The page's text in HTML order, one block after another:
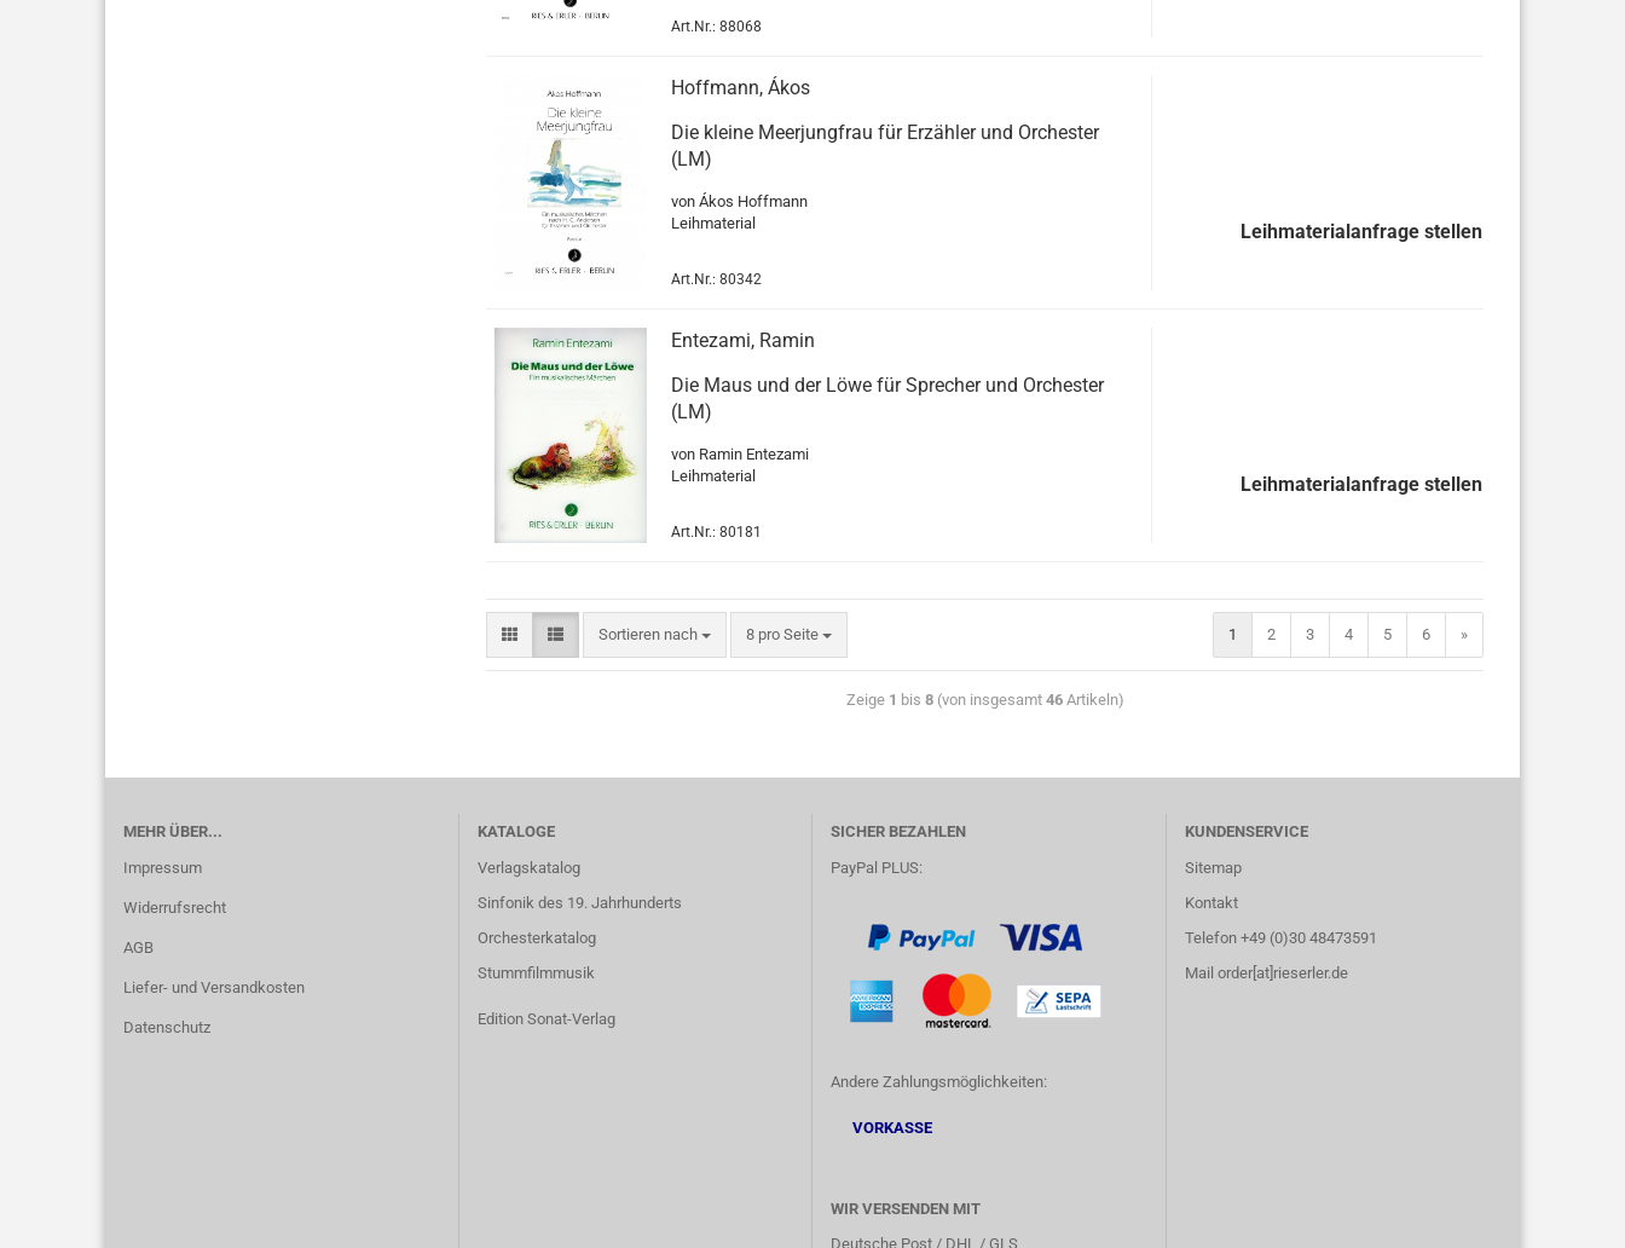
Art.Nr.: 88068
Hoffmann, Ákos
Die kleine Meerjungfrau für Erzähler und Orchester
(LM)
von Ákos Hoffmann
Leihmaterial
Art.Nr.: 80342
Leihmaterialanfrage stellen
Entezami, Ramin
Die Maus und der Löwe für Sprecher und Orchester
(LM)
von Ramin Entezami
Leihmaterial
Art.Nr.: 80181
Leihmaterialanfrage stellen
Sortieren nach 8 pro Seite 1 2 3 4 5 6 »
Zeige 1 bis 8(von insgesamt 46Artikeln)
MEHR ÜBER...
Impressum
Widerrufsrecht
AGB
Liefer- und Versandkosten
Datenschutz
KATALOGE
Verlagskatalog
Sinfonik des 19. Jahrhunderts
Orchesterkatalog
Stummfilmmusik
Edition Sonat-Verlag
SICHER BEZAHLEN
PayPal PLUS:
Andere Zahlungsmöglichkeiten:
VORKASSE
WIR VERSENDEN MIT
Deutsche Post / DHL / GLS
KUNDENSERVICE
Sitemap
Kontakt
Telefon +49 (0)30 48473591
Mail order[at]rieserler.de